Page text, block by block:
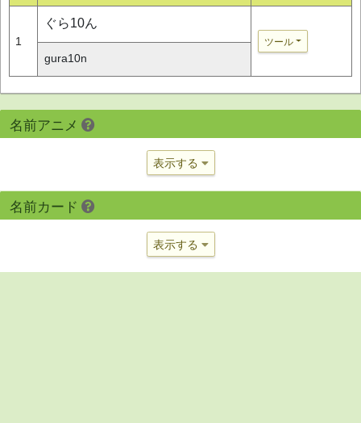
1
ぐら10ん
ツール
gura10n
名前アニメ
表示する
名前カード
表示する